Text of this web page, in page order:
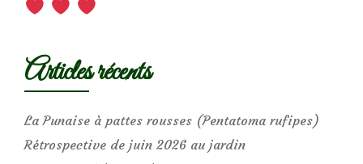
Articles récents
La Punaise à pattes rousses (Pentatoma rufipes)
Rétrospective de juin 2026 au jardin